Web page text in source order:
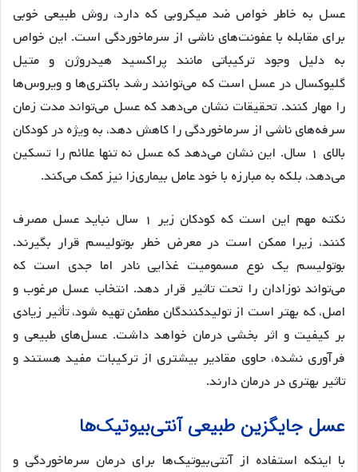
عسل به خاطر خواص ضد میکروبی که دارد، روش طبیعی خوبی
برای مقابله با عفونت‌های ناشی از سرماخوردگی است. این خواص
به دلیل وجود ترکیباتی مانند پراکسید هیدروژن و متیل
گلیوکسال در عسل است که می‌توانند رشد باکتری‌ها و ویروس‌ها
را مهار کنند. تحقیقات نشان می‌دهد که عسل می‌تواند مدت زمان
سرفه‌های ناشی از سرماخوردگی را کاهش دهد، به ویژه در کودکان
بالای ۱ سال. این نشان می‌دهد که عسل نه تنها علائم را تسکین
می‌دهد، بلکه به مبارزه با خود عامل بیماری‌زا نیز کمک می‌کند.
نکته مهم این است که کودکان زیر ۱ سال نباید عسل مصرف
کنند، زیرا ممکن است در معرض خطر بوتولیسم قرار بگیرند.
بوتولیسم یک نوع مسمومیت غذایی نادر اما جدی است که
می‌تواند نوزادان را تحت تاثیر قرار دهد. انتخاب عسل مرغوب و
اصل، که بهتر است از تولیدکنندگان مطمئن تهیه شود، تأثیر زیادی
بر کیفیت و اثر بخشی درمان خواهد داشت. عسل‌های طبیعی و
فرآوری نشده، حاوی مقادیر بیشتری از ترکیبات مفید هستند و
تاثیر بهتری در درمان دارند.
عسل جایگزین طبیعی آنتی‌بیوتیک‌ها
با اینکه استفاده از آنتی‌بیوتیک‌ها برای درمان سرماخوردگی و